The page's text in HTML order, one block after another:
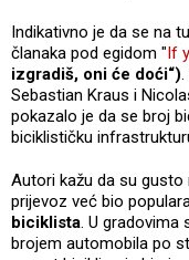
Indikativno je da se na
članaka pod egidom "If
izgradiš, oni će doći“).
Sebastian Kraus i
pokazalo je da se broj
biciklističku
Autori kažu da su gusto
prijevoz već bio
biciklista. U gradovima
brojem automobila po